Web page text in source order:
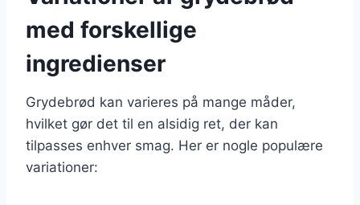
med forskellige
ingredienser
Grydebrød kan varieres på mange måder,
hvilket gør det til en alsidig ret, der kan
tilpasses enhver smag. Her er nogle populære
variationer: